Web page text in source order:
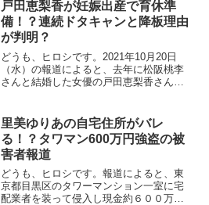
戸田恵梨香が妊娠出産で育休準
備！？連続ドタキャンと降板理由
が判明？
どうも、ヒロシです。2021年10月20日
（水）の報道によると、去年に松阪桃李
さんと結婚した女優の戸田恵梨香さんが
っているようです。スタッフ間では「戸
田さん、何かあったのでは？」と心配
の...
里美ゆりあの自宅住所がバレ
る！？タワマン600万円強盗の被
害者報道
どうも、ヒロシです。報道によると、東
京都目黒区のタワーマンション一室に宅
配業者を装って侵入し現金約６００万円